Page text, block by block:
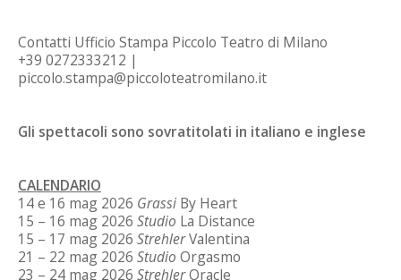
Contatti Ufficio Stampa Piccolo Teatro di Milano
+39 0272333212 |
piccolo.stampa@piccoloteatromilano.it
Gli spettacoli sono sovratitolati in italiano e inglese
CALENDARIO
14 e 16 mag 2026 Grassi By Heart
15 – 16 mag 2026 Studio La Distance
15 – 17 mag 2026 StrehlerValentina
21 – 22 mag 2026 Studio Orgasmo
23 – 24 mag 2026 StrehlerOracle